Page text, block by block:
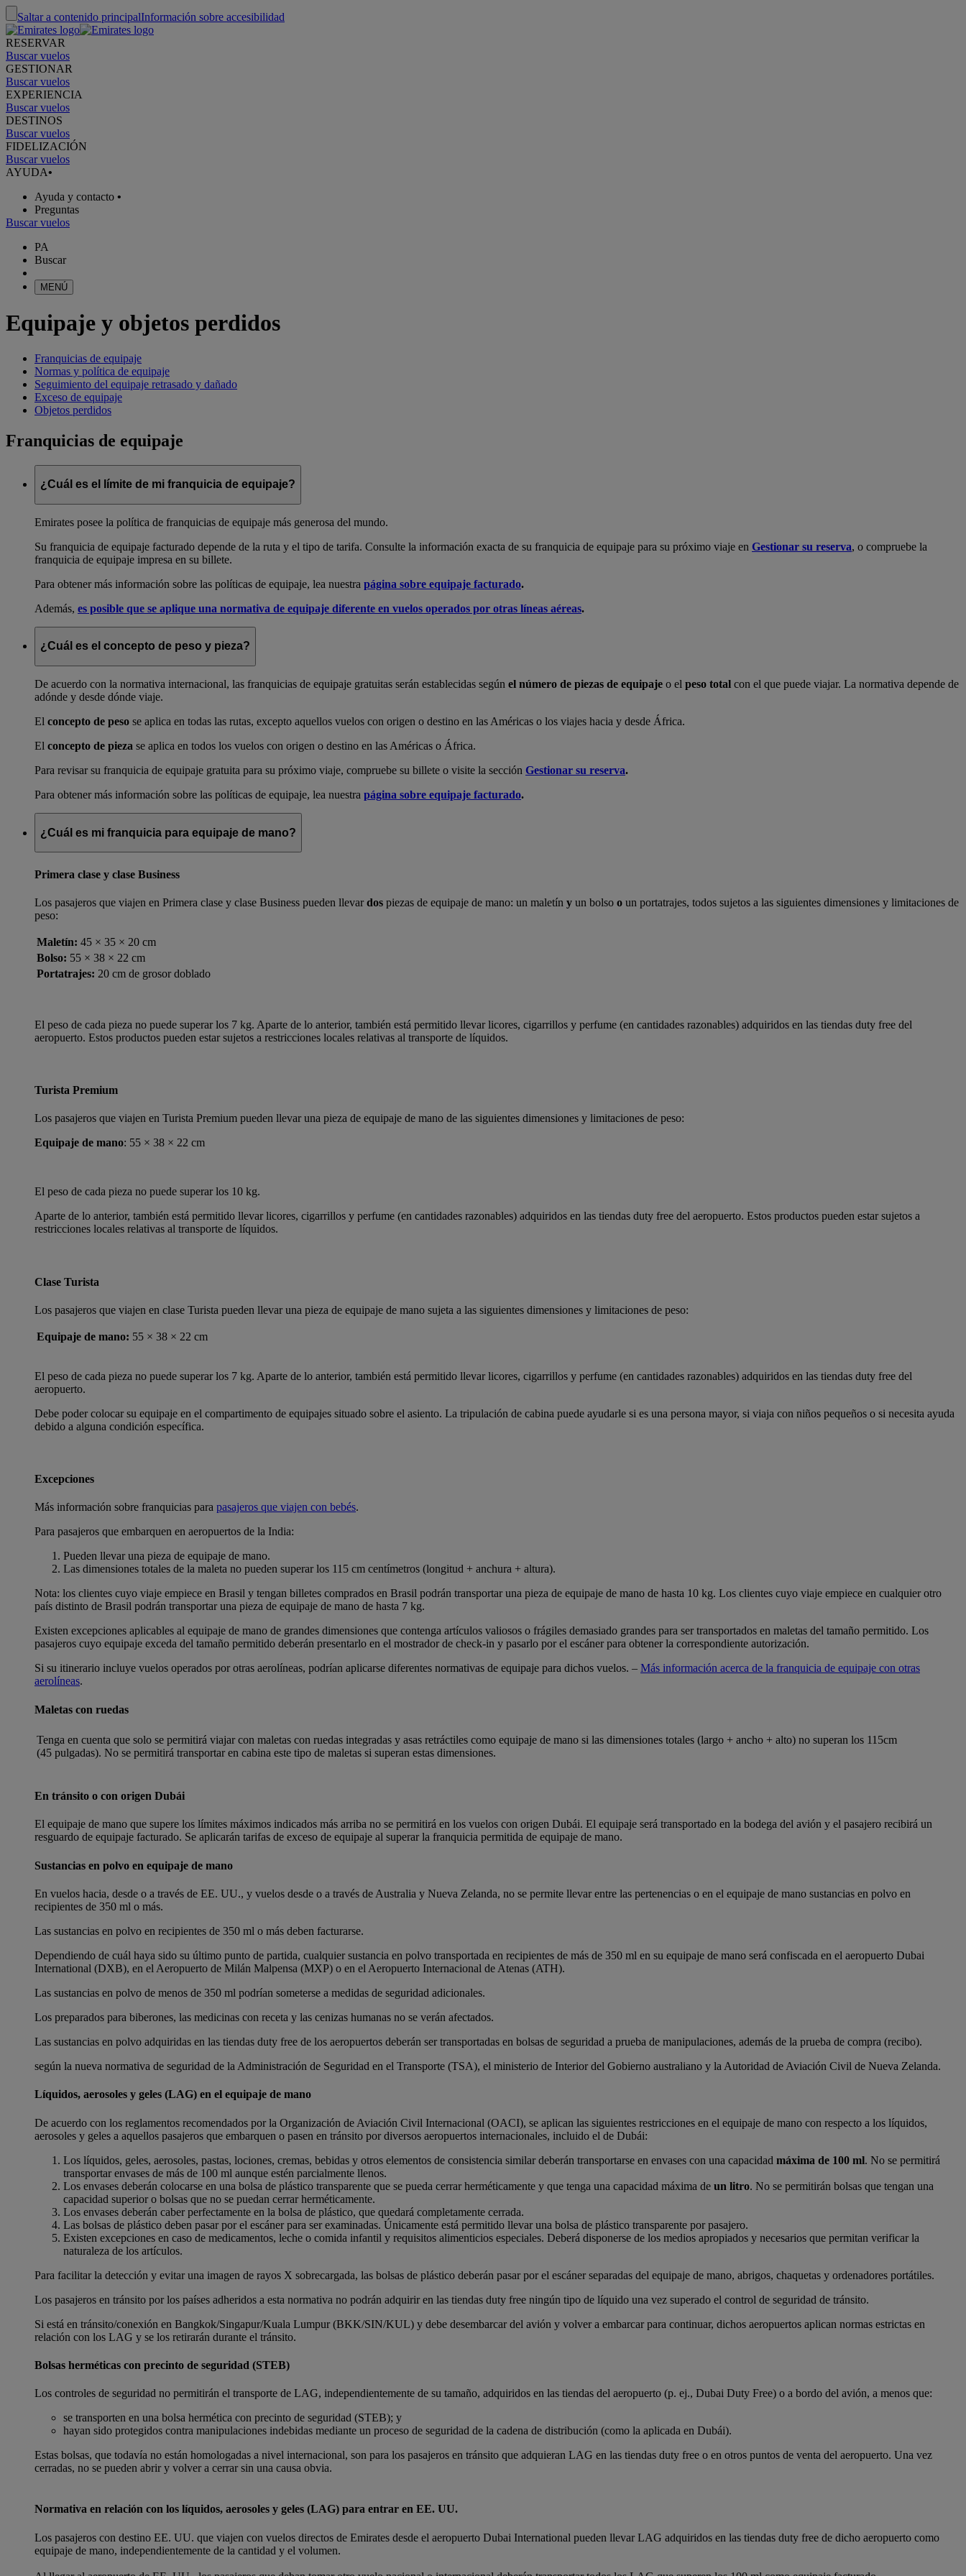
Saltar a contenido principalInformación sobre accesibilidad
RESERVAR
Buscar vuelos
GESTIONAR
Buscar vuelos
EXPERIENCIA
Buscar vuelos
DESTINOS
Buscar vuelos
FIDELIZACIÓN
Buscar vuelos
AYUDA•
Ayuda y contacto •
Preguntas
Buscar vuelos
PA
Buscar
MENÚ
Equipaje y objetos perdidos
Franquicias de equipaje
Normas y política de equipaje
Seguimiento del equipaje retrasado y dañado
Exceso de equipaje
Objetos perdidos
Franquicias de equipaje
¿Cuál es el límite de mi franquicia de equipaje?
Emirates posee la política de franquicias de equipaje más generosa del mundo.
Su franquicia de equipaje facturado depende de la ruta y el tipo de tarifa. Consulte la información exacta de su franquicia de equipaje para su próximo viaje en Gestionar su reserva, o compruebe la
franquicia de equipaje impresa en su billete.
Para obtener más información sobre las políticas de equipaje, lea nuestra página sobre equipaje facturado.
Además, es posible que se aplique una normativa de equipaje diferente en vuelos operados por otras líneas aéreas.
¿Cuál es el concepto de peso y pieza?
De acuerdo con la normativa internacional, las franquicias de equipaje gratuitas serán establecidas según el número de piezas de equipaje o el peso total con el que puede viajar. La normativa depende de
adónde y desde dónde viaje.
El concepto de peso se aplica en todas las rutas, excepto aquellos vuelos con origen o destino en las Américas o los viajes hacia y desde África.
El concepto de pieza se aplica en todos los vuelos con origen o destino en las Américas o África.
Para revisar su franquicia de equipaje gratuita para su próximo viaje, compruebe su billete o visite la sección Gestionar su reserva.
Para obtener más información sobre las políticas de equipaje, lea nuestra página sobre equipaje facturado.
¿Cuál es mi franquicia para equipaje de mano?
Primera clase y clase Business
Los pasajeros que viajen en Primera clase y clase Business pueden llevardos piezas de equipaje de mano: un maletín y un bolso o un portatrajes, todos sujetos a las siguientes dimensiones y limitaciones de
peso:
Maletín: 45 × 35 × 20 cm
Bolso: 55 × 38 × 22 cm
Portatrajes: 20 cm de grosor doblado
El peso de cada pieza no puede superar los 7 kg. Aparte de lo anterior, también está permitido llevar licores, cigarrillos y perfume (en cantidades razonables) adquiridos en las tiendas duty free del
aeropuerto. Estos productos pueden estar sujetos a restricciones locales relativas al transporte de líquidos.
Turista Premium
Los pasajeros que viajen en Turista Premium pueden llevar una pieza de equipaje de mano de las siguientes dimensiones y limitaciones de peso:
Equipaje de mano: 55 × 38 × 22 cm
El peso de cada pieza no puede superar los 10 kg.
Aparte de lo anterior, también está permitido llevar licores, cigarrillos y perfume (en cantidades razonables) adquiridos en las tiendas duty free del aeropuerto. Estos productos pueden estar sujetos a
restricciones locales relativas al transporte de líquidos.
Clase Turista
Los pasajeros que viajen en clase Turista pueden llevar una pieza de equipaje de mano sujeta a las siguientes dimensiones y limitaciones de peso:
Equipaje de mano: 55 × 38 × 22 cm
El peso de cada pieza no puede superar los 7 kg. Aparte de lo anterior, también está permitido llevar licores, cigarrillos y perfume (en cantidades razonables) adquiridos en las tiendas duty free del
aeropuerto.
Debe poder colocar su equipaje en el compartimento de equipajes situado sobre el asiento. La tripulación de cabina puede ayudarle si es una persona mayor, si viaja con niños pequeños o si necesita ayuda
debido a alguna condición específica.
Excepciones
Más información sobre franquicias para pasajeros que viajen con bebés.
Para pasajeros que embarquen en aeropuertos de la India:
Pueden llevar una pieza de equipaje de mano.
Las dimensiones totales de la maleta no pueden superar los 115 cm centímetros (longitud + anchura + altura).
Nota: los clientes cuyo viaje empiece en Brasil y tengan billetes comprados en Brasil podrán transportar una pieza de equipaje de mano de hasta 10 kg. Los clientes cuyo viaje empiece en cualquier otro
país distinto de Brasil podrán transportar una pieza de equipaje de mano de hasta 7 kg.
Existen excepciones aplicables al equipaje de mano de grandes dimensiones que contenga artículos valiosos o frágiles demasiado grandes para ser transportados en maletas del tamaño permitido. Los
pasajeros cuyo equipaje exceda del tamaño permitido deberán presentarlo en el mostrador de check-in y pasarlo por el escáner para obtener la correspondiente autorización.
Si su itinerario incluye vuelos operados por otras aerolíneas, podrían aplicarse diferentes normativas de equipaje para dichos vuelos. – Más información acerca de la franquicia de equipaje con otras
aerolíneas.
Maletas con ruedas
Tenga en cuenta que solo se permitirá viajar con maletas con ruedas integradas y asas retráctiles como equipaje de mano si las dimensiones totales (largo + ancho + alto) no superan los 115cm
(45 pulgadas). No se permitirá transportar en cabina este tipo de maletas si superan estas dimensiones.
En tránsito o con origen Dubái
El equipaje de mano que supere los límites máximos indicados más arriba no se permitirá en los vuelos con origen Dubái. El equipaje será transportado en la bodega del avión y el pasajero recibirá un
resguardo de equipaje facturado. Se aplicarán tarifas de exceso de equipaje al superar la franquicia permitida de equipaje de mano.
Sustancias en polvo en equipaje de mano
En vuelos hacia, desde o a través de EE. UU., y vuelos desde o a través de Australia y Nueva Zelanda, no se permite llevar entre las pertenencias o en el equipaje de mano sustancias en polvo en
recipientes de 350 ml o más.
Las sustancias en polvo en recipientes de 350 ml o más deben facturarse.
Dependiendo de cuál haya sido su último punto de partida, cualquier sustancia en polvo transportada en recipientes de más de 350 ml en su equipaje de mano será confiscada en el aeropuerto Dubai
International (DXB), en el Aeropuerto de Milán Malpensa (MXP) o en el Aeropuerto Internacional de Atenas (ATH).
Las sustancias en polvo de menos de 350 ml podrían someterse a medidas de seguridad adicionales.
Los preparados para biberones, las medicinas con receta y las cenizas humanas no se verán afectados.
Las sustancias en polvo adquiridas en las tiendas duty free de los aeropuertos deberán ser transportadas en bolsas de seguridad a prueba de manipulaciones, además de la prueba de compra (recibo).
según la nueva normativa de seguridad de la Administración de Seguridad en el Transporte (TSA), el ministerio de Interior del Gobierno australiano y la Autoridad de Aviación Civil de Nueva Zelanda.
Líquidos, aerosoles y geles (LAG) en el equipaje de mano
De acuerdo con los reglamentos recomendados por la Organización de Aviación Civil Internacional (OACI), se aplican las siguientes restricciones en el equipaje de mano con respecto a los líquidos,
aerosoles y geles a aquellos pasajeros que embarquen o pasen en tránsito por diversos aeropuertos internacionales, incluido el de Dubái:
Los líquidos, geles, aerosoles, pastas, lociones, cremas, bebidas y otros elementos de consistencia similar deberán transportarse en envases con una capacidad máxima de 100 ml. No se permitirá
transportar envases de más de 100 ml aunque estén parcialmente llenos.
Los envases deberán colocarse en una bolsa de plástico transparente que se pueda cerrar herméticamente y que tenga una capacidad máxima de un litro. No se permitirán bolsas que tengan una
capacidad superior o bolsas que no se puedan cerrar herméticamente.
Los envases deberán caber perfectamente en la bolsa de plástico, que quedará completamente cerrada.
Las bolsas de plástico deben pasar por el escáner para ser examinadas. Únicamente está permitido llevar una bolsa de plástico transparente por pasajero.
Existen excepciones en caso de medicamentos, leche o comida infantil y requisitos alimenticios especiales. Deberá disponerse de los medios apropiados y necesarios que permitan verificar la
naturaleza de los artículos.
Para facilitar la detección y evitar una imagen de rayos X sobrecargada, las bolsas de plástico deberán pasar por el escáner separadas del equipaje de mano, abrigos, chaquetas y ordenadores portátiles.
Los pasajeros en tránsito por los países adheridos a esta normativa no podrán adquirir en las tiendas duty free ningún tipo de líquido una vez superado el control de seguridad de tránsito.
Si está en tránsito/conexión en Bangkok/Singapur/Kuala Lumpur (BKK/SIN/KUL) y debe desembarcar del avión y volver a embarcar para continuar, dichos aeropuertos aplican normas estrictas en
relación con los LAG y se los retirarán durante el tránsito.
Bolsas herméticas con precinto de seguridad (STEB)
Los controles de seguridad no permitirán el transporte de LAG, independientemente de su tamaño, adquiridos en las tiendas del aeropuerto (p. ej., Dubai Duty Free) o a bordo del avión, a menos que:
se transporten en una bolsa hermética con precinto de seguridad (STEB); y
hayan sido protegidos contra manipulaciones indebidas mediante un proceso de seguridad de la cadena de distribución (como la aplicada en Dubái).
Estas bolsas, que todavía no están homologadas a nivel internacional, son para los pasajeros en tránsito que adquieran LAG en las tiendas duty free o en otros puntos de venta del aeropuerto. Una vez
cerradas, no se pueden abrir y volver a cerrar sin una causa obvia.
Normativa en relación con los líquidos, aerosoles y geles (LAG) para entrar en EE. UU.
Los pasajeros con destino EE. UU. que viajen con vuelos directos de Emirates desde el aeropuerto Dubai International pueden llevar LAG adquiridos en las tiendas duty free de dicho aeropuerto como
equipaje de mano, independientemente de la cantidad y el volumen.